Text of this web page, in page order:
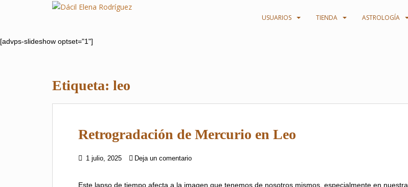
p
USUARIOS TIENDA ASTROLOGÍA
[advps-slideshow optset="1"]
Etiqueta: leo
Retrogradación de Mercurio en Leo
1 julio, 2025 Deja un comentario
Este lapso de tiempo afecta a la imagen que tenemos de nosotros mismos, especialmente en nuestra